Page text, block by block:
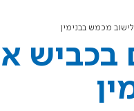
מכמש בבנימין
בכביש